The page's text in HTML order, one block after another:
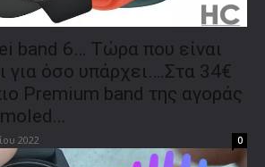
band 6… Τώρα που είναι
όσο υπάρχει….Στα 34€
Premium band της αγοράς
2022 0